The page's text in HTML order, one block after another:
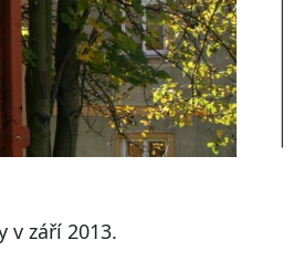
v září 2013.